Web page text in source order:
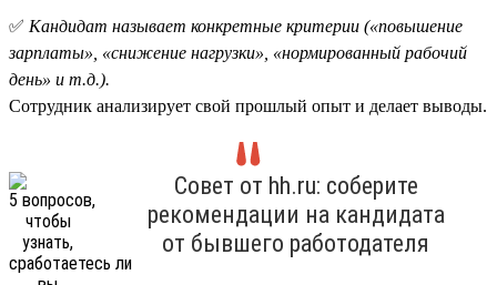
✅ Кандидат называет конкретные критерии («повышение
зарплаты», «снижение нагрузки», «нормированный рабочий
день» и т.д.).
Сотрудник анализирует свой прошлый опыт и делает выводы.
Совет от hh.ru: соберите
рекомендации на кандидата
от бывшего работодателя